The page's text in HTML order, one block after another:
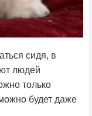
сидя, в
людей
только
будет даже